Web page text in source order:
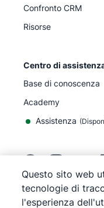
Confronto CRM
Risorse
Centro di
Base di conoscenza
Academy
Assistenza (
©2026Pipedrive
Pipedrive
Questo sito web
tecnologie di
l'esperienza